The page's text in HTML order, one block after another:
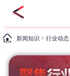
新闻知识 >行业动态